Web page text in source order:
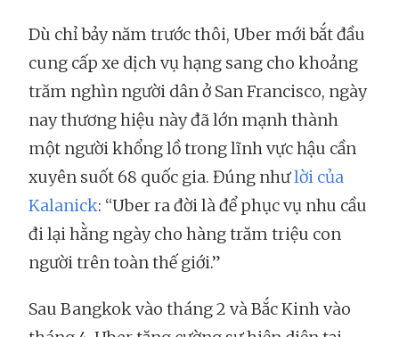
Dù chỉ bảy năm trước thôi, Uber mới bắt đầu
cung cấp xe dịch vụ hạng sang cho khoảng
trăm nghìn người dân ở San Francisco, ngày
nay thương hiệu này đã lớn mạnh thành
một người khổng lồ trong lĩnh vực hậu cần
xuyên suốt 68 quốc gia. Đúng nhưlời của
Kalanick: “Uber ra đời là để phục vụ nhu cầu
đi lại hằng ngày cho hàng trăm triệu con
người trên toàn thế giới.”
Sau Bangkok vào tháng 2 và Bắc Kinh vào